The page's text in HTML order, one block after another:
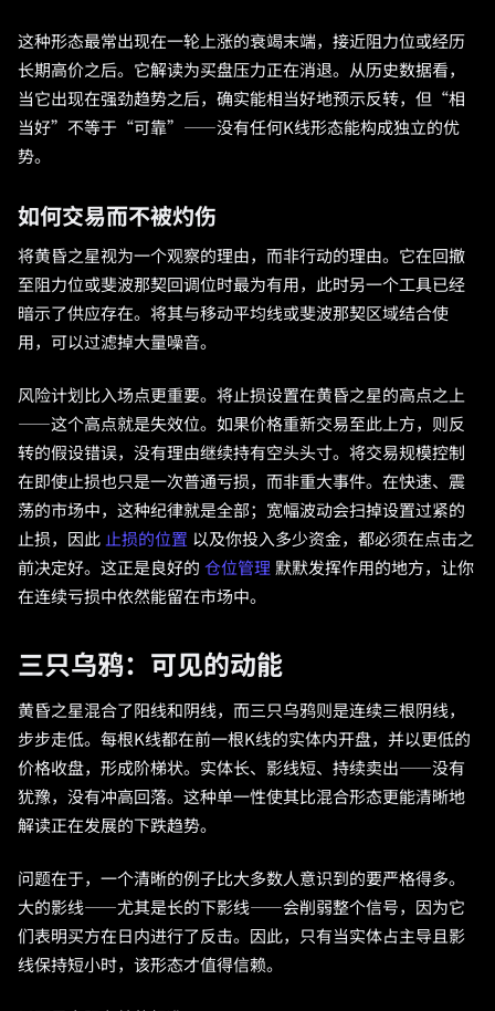
这种形态最常出现在一轮上涨的衰竭末端，接近阻力位或经历
长期高价之后。它解读为买盘压力正在消退。从历史数据看，
当它出现在强劲趋势之后，确实能相当好地预示反转，但“相
当好”不等于“可靠”——没有任何K线形态能构成独立的优
势。
如何交易而不被灼伤
将黄昏之星视为一个观察的理由，而非行动的理由。它在回撤
至阻力位或斐波那契回调位时最为有用，此时另一个工具已经
暗示了供应存在。将其与移动平均线或斐波那契区域结合使
用，可以过滤掉大量噪音。
风险计划比入场点更重要。将止损设置在黄昏之星的高点之上
——这个高点就是失效位。如果价格重新交易至此上方，则反
转的假设错误，没有理由继续持有空头头寸。将交易规模控制
在即使止损也只是一次普通亏损，而非重大事件。在快速、震
荡的市场中，这种纪律就是全部；宽幅波动会扫掉设置过紧的
止损，因此 止损的位置 以及你投入多少资金，都必须在点击之
前决定好。这正是良好的 仓位管理 默默发挥作用的地方，让你
在连续亏损中依然能留在市场中。
三只乌鸦：可见的动能
黄昏之星混合了阳线和阴线，而三只乌鸦则是连续三根阴线，
步步走低。每根K线都在前一根K线的实体内开盘，并以更低的
价格收盘，形成阶梯状。实体长、影线短、持续卖出——没有
犹豫，没有冲高回落。这种单一性使其比混合形态更能清晰地
解读正在发展的下跌趋势。
问题在于，一个清晰的例子比大多数人意识到的要严格得多。
大的影线——尤其是长的下影线——会削弱整个信号，因为它
们表明买方在日内进行了反击。因此，只有当实体占主导且影
线保持短小时，该形态才值得信赖。